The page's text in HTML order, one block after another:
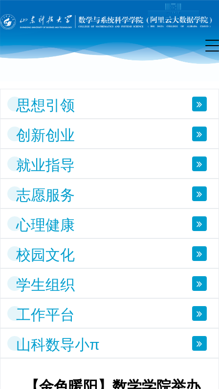
团
作
思想引领
创新创业
就业指导
志愿服务
心理健康
校园文化
学生组织
工作平台
山科数导小π